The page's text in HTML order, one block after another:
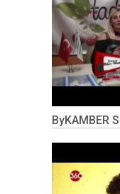
ByKAMBER